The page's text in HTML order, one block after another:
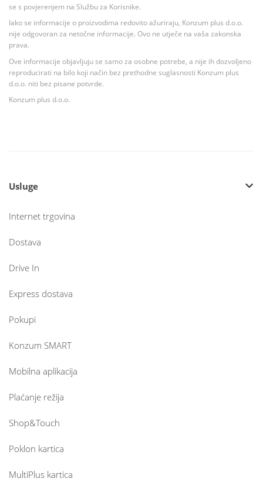
se s povjerenjem na Službu za Korisnike.
Iako se informacije o proizvodima redovito ažuriraju, Konzum plus d.o.o.
nije odgovoran za netočne informacije. Ovo ne utječe na vaša zakonska
prava.
Ove informacije objavljuju se samo za osobne potrebe, a nije ih dozvoljeno
reproducirati na bilo koji način bez prethodne suglasnosti Konzum plus
d.o.o. niti bez pisane potvrde.
Konzum plus d.o.o.
Usluge
Internet trgovina
Dostava
Drive In
Express dostava
Pokupi
Konzum SMART
Mobilna aplikacija
Plaćanje režija
Shop&Touch
Poklon kartica
MultiPlus kartica